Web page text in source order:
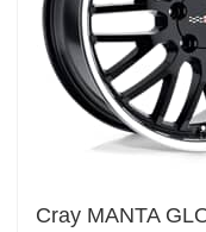
Cray MANTA